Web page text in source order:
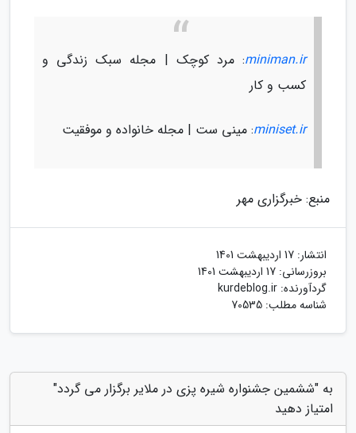
miniman.ir: مرد کوچک | مجله سبک زندگی و
کسب و کار
miniset.ir: مینی ست | مجله خانواده و موفقیت
منبع: خبرگزاری مهر
انتشار: 17 اردیبهشت 1401
بروزرسانی: 17 اردیبهشت 1401
گردآورنده: kurdeblog.ir
شناسه مطلب: 70535
به "ششمین جشنواره شیره پزی در ملایر برگزار می گردد"
امتیاز دهید